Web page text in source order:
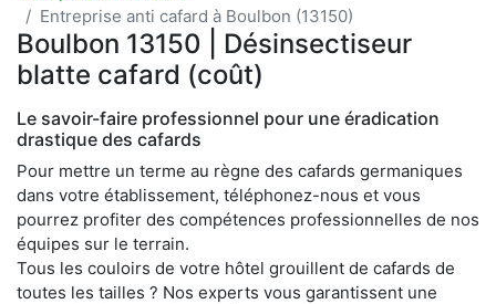
Entreprise anti cafard à Boulbon (13150)
Boulbon 13150 | Désinsectiseur
blatte cafard (coût)
Le savoir-faire professionnel pour une éradication
drastique des cafards
Pour mettre un terme au règne des cafards germaniques
dans votre établissement, téléphonez-nous et vous
pourrez profiter des compétences professionnelles de nos
équipes sur le terrain.
Tous les couloirs de votre hôtel grouillent de cafards de
toutes les tailles ? Nos experts vous garantissent une